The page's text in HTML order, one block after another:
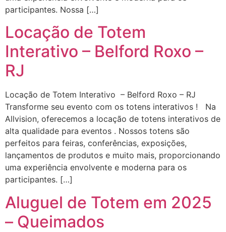
participantes. Nossa […]
Locação de Totem
Interativo – Belford Roxo –
RJ
Locação de Totem Interativo – Belford Roxo – RJ
Transforme seu evento com os totens interativos ! Na
Allvision, oferecemos a locação de totens interativos de
alta qualidade para eventos . Nossos totens são
perfeitos para feiras, conferências, exposições,
lançamentos de produtos e muito mais, proporcionando
uma experiência envolvente e moderna para os
participantes. […]
Aluguel de Totem em 2025
– Queimados